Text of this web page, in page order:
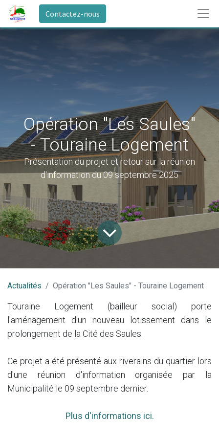
Contactez-nous
Opération "Les Saules"
- Touraine Logement
Présentation du projet et retour sur la réunion
d'information du 09 septembre 2025
Actualités Opération "Les Saules" - Touraine Logement
Touraine Logement (bailleur social) porte
l'aménagement d'un nouveau lotissement dans le
prolongement de la Cité des Saules.
Ce projet a été présenté aux riverains du quartier lors
d'une réunion d'information organisée par la
Municipalité le 09 septembre dernier.
Plus d'informations ici.